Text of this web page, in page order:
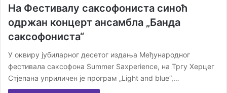
На Фестивалу саксофониста синоћ
одржан концерт ансамбла „Банда
саксофониста“
У оквиру јубиларног десетог издања Међународног
фестивала саксофона Summer Saxperience, на Тргу Херцег
Стјепана уприличен је програм „Light and blue“,…